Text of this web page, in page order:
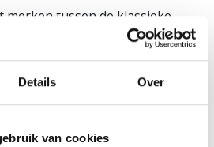
Details Over
van cookies
merken tussen de klassieke
suikers, of glüten, ideaal
voor personen die bewust met